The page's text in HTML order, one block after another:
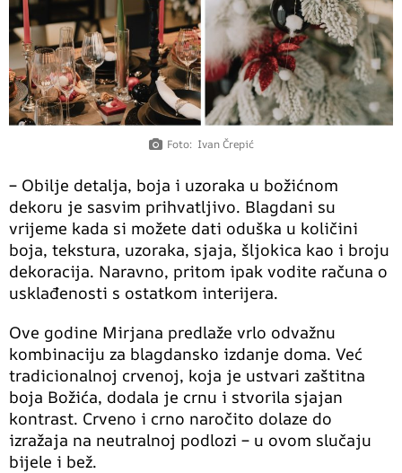
Foto: Ivan Črepić
– Obilje detalja, boja i uzoraka u božićnom
dekoru je sasvim prihvatljivo. Blagdani su
vrijeme kada si možete dati oduška u količini
boja, tekstura, uzoraka, sjaja, šljokica kao i broju
dekoracija. Naravno, pritom ipak vodite računa o
usklađenosti s ostatkom interijera.
Ove godine Mirjana predlaže vrlo odvažnu
kombinaciju za blagdansko izdanje doma. Već
tradicionalnoj crvenoj, koja je ustvari zaštitna
boja Božića, dodala je crnu i stvorila sjajan
kontrast. Crveno i crno naročito dolaze do
izražaja na neutralnoj podlozi – u ovom slučaju
bijele i bež.